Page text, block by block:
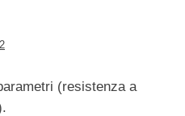
2
(resistenza a